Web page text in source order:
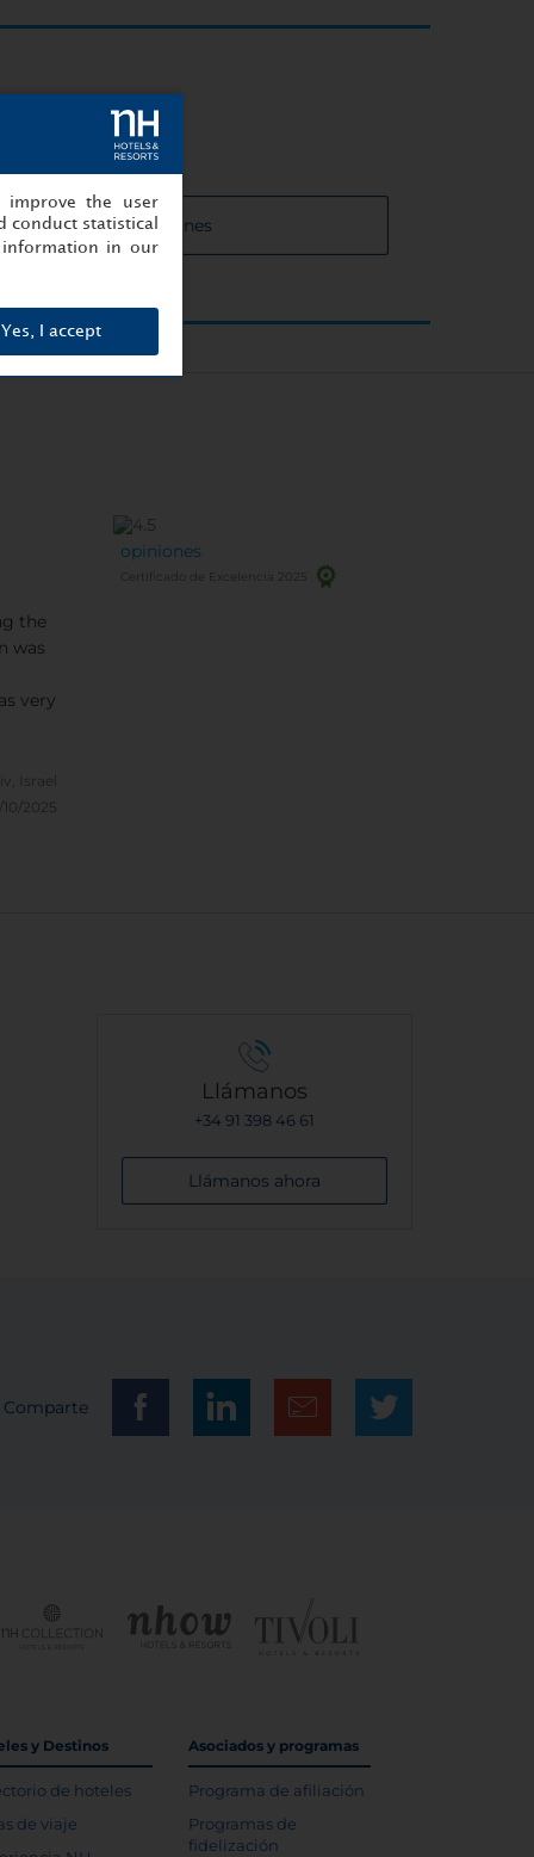
las salas de reuniones
the
was
very
Israel
2025
opiniones
Certificado de Excelencia 2025
Llámanos
+34 91 398 46 61
Llámanos ahora
Comparte
y Destinos
de hoteles
de viaje
Asociados y programas
Programa de afiliación
Programas de
fidelización
the user
conduct statistical
in our
Yes, I accept